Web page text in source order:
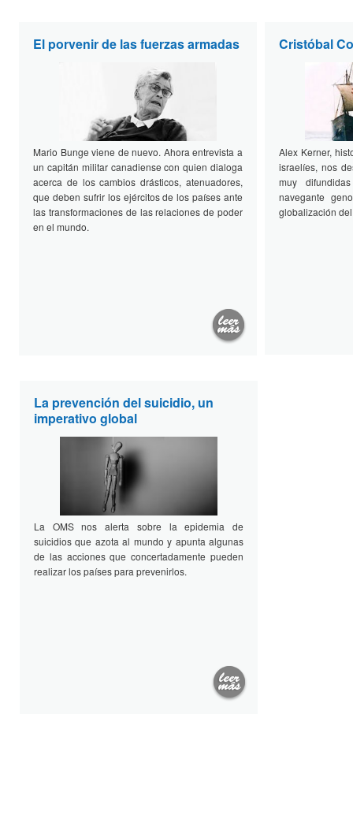
El porvenir de las fuerzas armadas
Mario Bunge viene de nuevo. Ahora entrevista a
un capitán militar canadiense con quien dialoga
acerca de los cambios drásticos, atenuadores,
que deben sufrir los ejércitos de los países ante
las transformaciones de las relaciones de poder
en el mundo.
Cristóbal
Alex Kerner,
israelíes, nos
muy
navegante
globalización
La prevención del suicidio, un
imperativo global
La OMS nos alerta sobre la epidemia de
suicidios que azota al mundo y apunta algunas
de las acciones que concertadamente pueden
realizar los países para prevenirlos.